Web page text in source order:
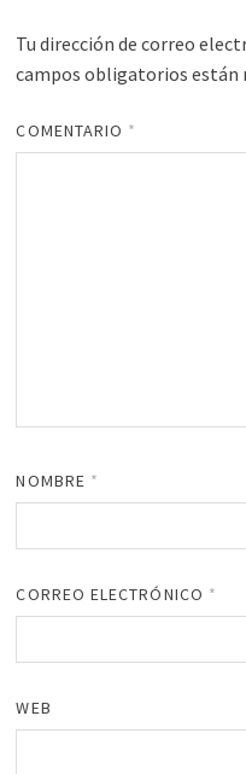
Tu dirección de correo
campos obligatorios están
COMENTARIO *
NOMBRE *
CORREO ELECTRÓNICO *
WEB